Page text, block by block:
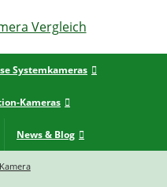
Systemkameras
Kameras
News & Blog